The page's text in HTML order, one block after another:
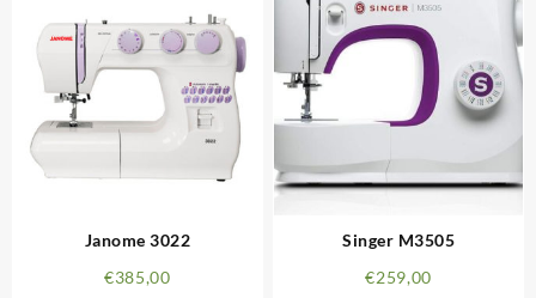
Janome 3022
€385,00
Singer M3505
€259,00